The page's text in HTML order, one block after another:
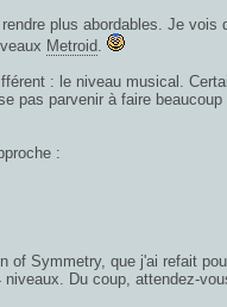
plus abordables. Je
Metroid.
: le niveau musical.
pas parvenir à faire
:
of Symmetry, que j'ai refait
Du coup, attendez-